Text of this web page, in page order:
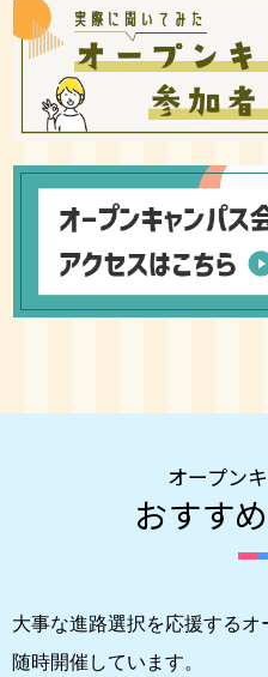
オープン
おすす
大事な進路選択を応援する
随時開催しています。